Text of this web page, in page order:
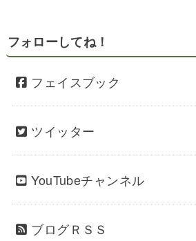
フォローしてね！
フェイスブック
ツイッター
YouTubeチャンネル
ブログＲＳＳ